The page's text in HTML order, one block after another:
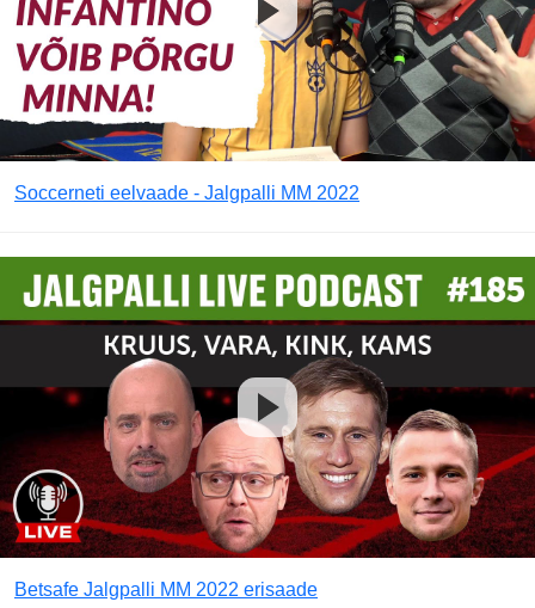
Soccerneti eelvaade - Jalgpalli MM 2022
Betsafe Jalgpalli MM 2022 erisaade